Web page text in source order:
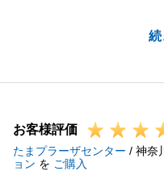
続
らないように、また不
トすることが出来てと
また、今後不動産の事
お客様評価
たまプラーザセンター / 神奈
ョン を ご購入